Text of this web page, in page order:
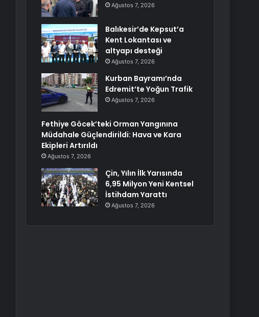
Ağustos 7, 2026
Balıkesir’de Kepsut’a
Kent Lokantası ve
altyapı desteği
Ağustos 7, 2026
Kurban Bayramı’nda
Edremit’te Yoğun Trafik
Ağustos 7, 2026
Fethiye Göcek’teki Orman Yangınına
Müdahale Güçlendirildi: Hava ve Kara
Ekipleri Artırıldı
Ağustos 7, 2026
Çin, Yılın İlk Yarısında
6,95 Milyon Yeni Kentsel
İstihdam Yarattı
Ağustos 7, 2026